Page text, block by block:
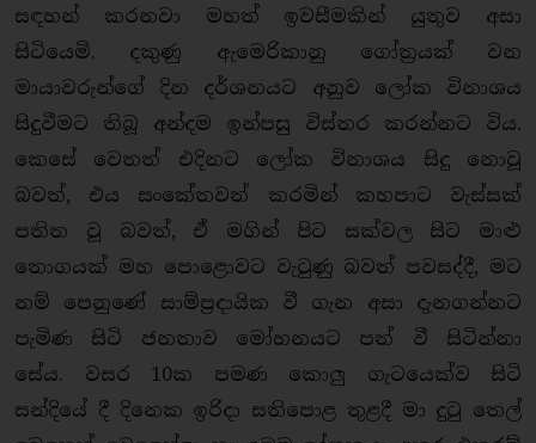
සඳහන් කරනවා මහත් ඉවසීමකින් යුතුව අසා
සිටියෙමි. දකුණු ඇමෙරිකානු ගෝත්‍රයක් වන
මායාවරුන්ගේ දින දර්ශනයට අනුව ලෝක විනාශය
සිදුවීමට තිබූ අන්දම ඉන්පසු විස්තර කරන්නට විය.
කෙසේ වෙතත් එදිනට ලෝක විනාශය සිදු නොවූ
බවත්, එය සංකේතවත් කරමින් කහපාට වැස්සක්
පතිත වූ බවත්, ඒ මගින් පිට සක්වල සිට මාළු
තොගයක් මහ පොළොවට වැටුණු බවත් පවසද්දී, මට
නම් පෙනුණේ සාම්ප්‍රදායික වී ගැන අසා දැනගන්නට
පැමිණ සිටි ජනතාව මෝහනයට පත් වී සිටින්නා
සේය. වසර 10ක පමණ කොලු ගැටයෙක්ව සිටි
සන්දියේ දී දිනෙක ඉරිදා සතිපොළ තුළදී මා දුටු තෙල්